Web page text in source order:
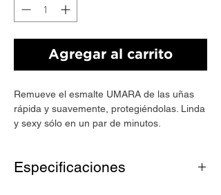
Agregar al carrito
Remueve el esmalte UMARA de las uñas
rápida y suavemente, protegiéndolas. Linda
y sexy sólo en un par de minutos.
Especificaciones